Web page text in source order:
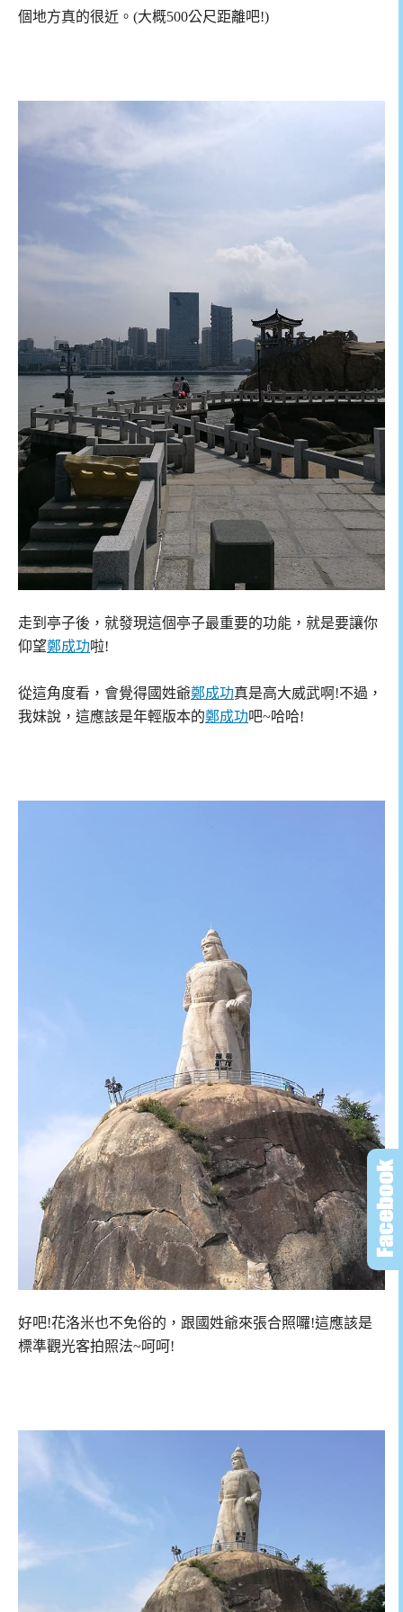
個地方真的很近。(大概500公尺距離吧!)
走到亭子後，就發現這個亭子最重要的功能，就是要讓你
仰望鄭成功啦!
從這角度看，會覺得國姓爺鄭成功真是高大威武啊!不過，
我妹說，這應該是年輕版本的鄭成功吧~哈哈!
好吧!花洛米也不免俗的，跟國姓爺來張合照囉!這應該是
標準觀光客拍照法~呵呵!